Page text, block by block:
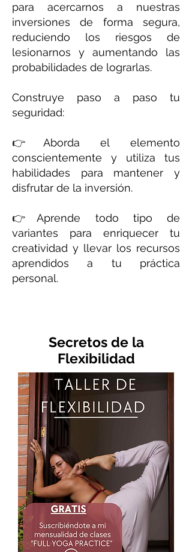
para acercarnos a nuestras
inversiones de forma segura,
reduciendo los riesgos de
lesionarnos y aumentando las
probabilidades de lograrlas.
Construye paso a paso tu
seguridad:
👉Aborda el elemento
conscientemente y utiliza tus
habilidades para mantener y
disfrutar de la inversión.
👉Aprende todo tipo de
variantes para enriquecer tu
creatividad y llevar los recursos
aprendidos a tu práctica
personal.
Secretos de la
Flexibilidad